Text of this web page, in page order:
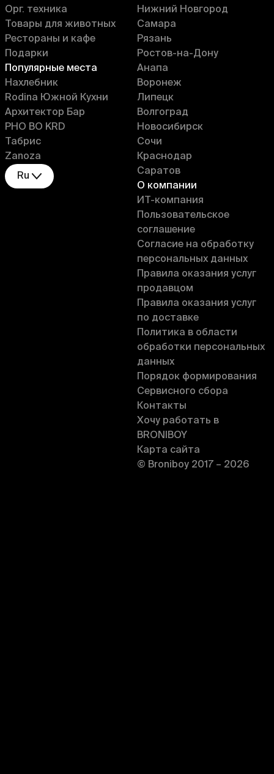
Орг. техника
Товары для животных
Рестораны и кафе
Подарки
Популярные места
Нахлебник
Rodina Южной Кухни
Архитектор Бар
PHO BO KRD
Табрис
Zanoza
Ru
Нижний Новгород
Самара
Рязань
Ростов-на-Дону
Анапа
Воронеж
Липецк
Волгоград
Новосибирск
Сочи
Краснодар
Саратов
О компании
ИT-компания
Пользовательское
соглашение
Согласие на обработку
персональных данных
Правила оказания услуг
продавцом
Правила оказания услуг
по доставке
Политика в области
обработки персональных
данных
Порядок формирования
Сервисного сбора
Контакты
Хочу работать в
BRONIBOY
Карта сайта
© Broniboy 2017 – 2026